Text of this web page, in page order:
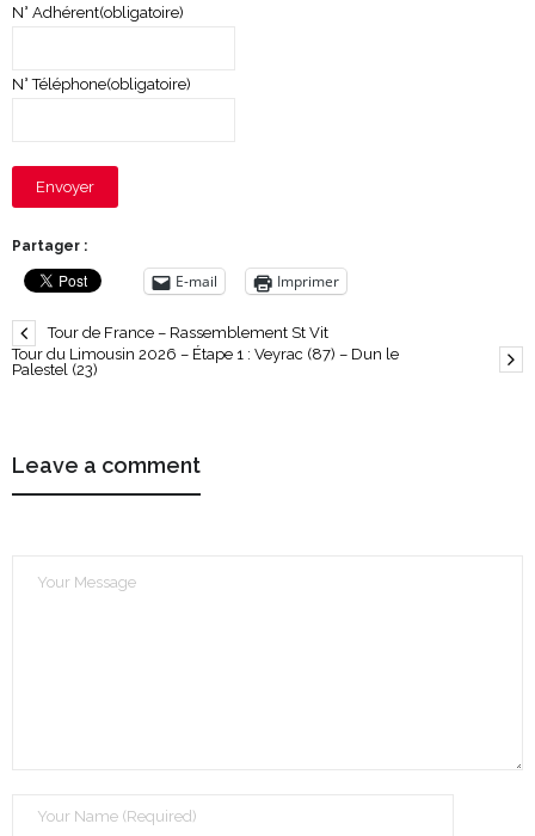
N° Adhérent(obligatoire)
N° Téléphone(obligatoire)
Envoyer
Partager :
E-mail Imprimer
Tour de France – Rassemblement St Vit
Tour du Limousin 2026 – Étape 1 : Veyrac (87) – Dun le
Palestel (23)
Leave a comment